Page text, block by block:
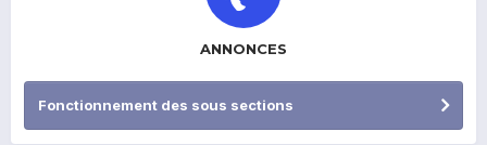
ANNONCES
Fonctionnement des sous sections